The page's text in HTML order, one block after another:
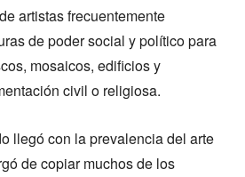
artistas frecuentemente
de poder social y político para
mosaicos, edificios y
civil o religiosa.
llegó con la prevalencia del arte
de copiar muchos de los